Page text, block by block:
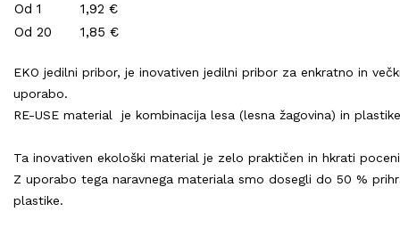
Od 1
1,92 €
Od 20
1,85 €
EKO jedilni pribor, je inovativen jedilni pribor za enkratno in
uporabo.
RE-USE material je kombinacija lesa (lesna žagovina) in
Ta inovativen ekološki material je zelo praktičen in hkrati
Z uporabo tega naravnega materiala smo dosegli do 50 %
plastike.